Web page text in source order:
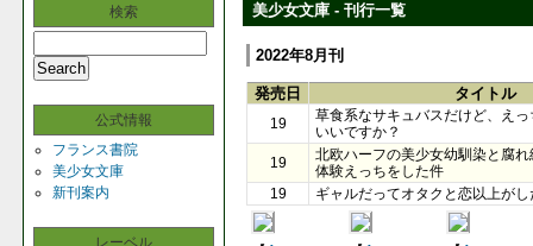
検索
公式情報
フランス書院
美少女文庫
新刊案内
レーベル
美少女文庫 - 刊行一覧
2022年8月刊
発売日 タイトル
19
草食系なサキュバスだけど、え
いいですか？
19
北欧ハーフの美少女幼馴染と腐
体験えっちをした件
19
ギャルだってオタクと恋以上がし